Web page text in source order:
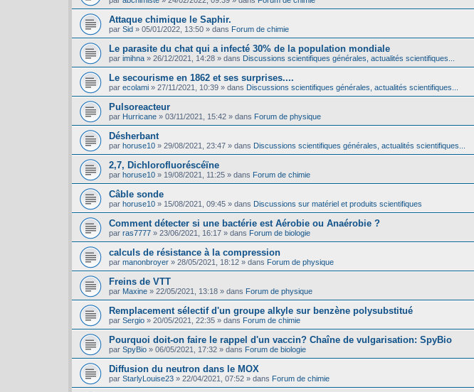
Attaque chimique le Saphir.
par Sid » 05/01/2022, 13:50 » dans Forum de chimie
Le parasite du chat qui a infecté 30% de la population mondiale
par imihna » 26/12/2021, 14:28 » dans Discussions scientifiques générales, actualités scientifiques...
Le secourisme en 1862 et ses surprises....
par ecolami » 27/11/2021, 10:39 » dans Discussions scientifiques générales, actualités scientifiques...
Pulsoreacteur
par Hurricane » 03/11/2021, 15:42 » dans Forum de physique
Désherbant
par horuse10 » 29/08/2021, 23:47 » dans Discussions scientifiques générales, actualités scientifiques...
2,7, Dichlorofluoréscéïne
par horuse10 » 19/08/2021, 11:25 » dans Forum de chimie
Câble sonde
par horuse10 » 15/08/2021, 09:45 » dans Discussions sur matériel et produits scientifiques
Comment détecter si une bactérie est Aérobie ou Anaérobie ?
par ras7777 » 23/06/2021, 16:17 » dans Forum de biologie
calculs de résistance à la compression
par manonbroyer » 28/05/2021, 18:12 » dans Forum de physique
Freins de VTT
par Maxine » 22/05/2021, 13:18 » dans Forum de physique
Remplacement sélectif d'un groupe alkyle sur benzène polysubstitué
par Sergio » 20/05/2021, 22:35 » dans Forum de chimie
Pourquoi doit-on faire le rappel d'un vaccin? Chaîne de vulgarisation: SpyBio
par SpyBio » 06/05/2021, 17:32 » dans Forum de biologie
Diffusion du neutron dans le MOX
par StarlyLouise23 » 22/04/2021, 07:52 » dans Forum de chimie